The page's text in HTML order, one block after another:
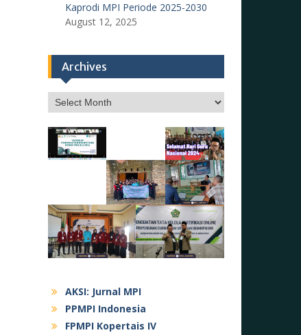
Kaprodi MPI Periode 2025-2030
August 12, 2025
Archives
Archives
AKSI: Jurnal MPI
PPMPI Indonesia
FPMPI Kopertais IV